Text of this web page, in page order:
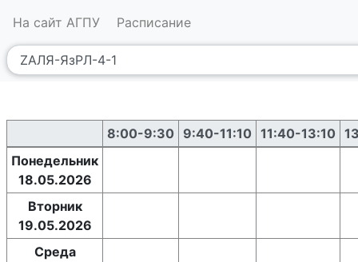
На сайт АГПУ Расписание
8:00-9:30 9:40-11:10 11:40-13:10
Понедельник
18.05.2026
Вторник
19.05.2026
Среда